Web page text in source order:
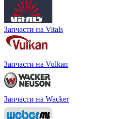
Запчасти на Vitals
Запчасти на Vulkan
Запчасти на Wacker